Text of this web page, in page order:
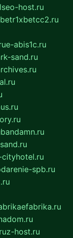
host.ru
e-abis1c.ru
sand.ru
bandamn.ru
spb.ru
z-host.ru